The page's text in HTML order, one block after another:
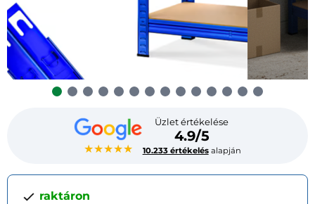
★★★★★
Üzlet értékelése
4.9/5
10.233 értékelésalapján
raktáron